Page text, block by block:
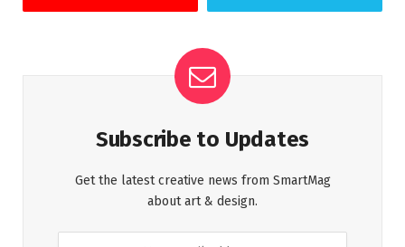
Subscribe to Updates
Get the latest creative news from SmartMag
about art & design.